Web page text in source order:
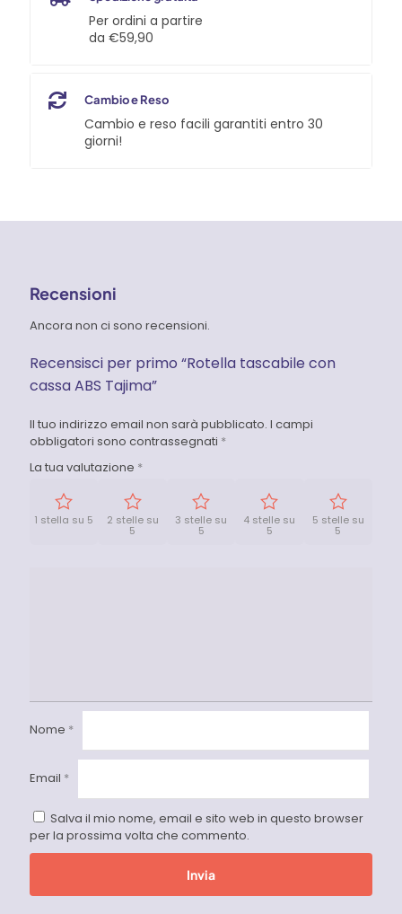
Per ordini a partire
da €59,90
Cambio e Reso
Cambio e reso facili garantiti entro 30
giorni!
Recensioni
Ancora non ci sono recensioni.
Recensisci per primo “Rotella tascabile con
cassa ABS Tajima”
Il tuo indirizzo email non sarà pubblicato. I campi
obbligatori sono contrassegnati *
La tua valutazione *
1 stella su 5 2 stelle su
5
3 stelle su
5
4 stelle su
5
5 stelle su
5
Nome *
Email *
Salva il mio nome, email e sito web in questo browser
per la prossima volta che commento.